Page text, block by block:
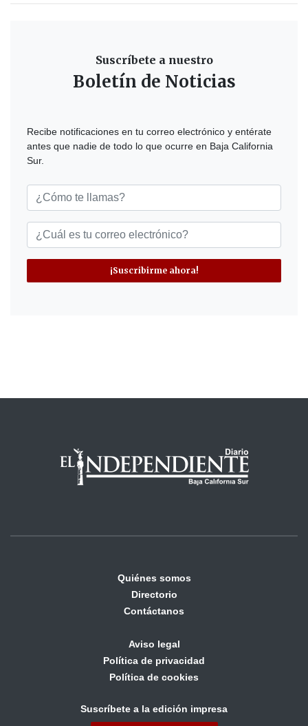
Suscríbete a nuestro
Boletín de Noticias
Recibe notificaciones en tu correo electrónico y entérate
antes que nadie de todo lo que ocurre en Baja California
Sur.
¡Suscribirme ahora!
Quiénes somos
Directorio
Contáctanos
Aviso legal
Política de privacidad
Política de cookies
Suscríbete a la edición impresa